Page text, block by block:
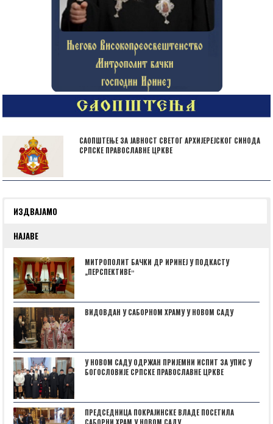
САОПШТЕЊЕ ЗА ЈАВНОСТ СВЕТОГ АРХИЈЕРЕЈСКОГ СИНОДА
СРПСКЕ ПРАВОСЛАВНЕ ЦРКВЕ
ИЗДВАЈАМО
НАЈАВЕ
МИТРОПОЛИТ БАЧКИ ДР ИРИНЕЈ У ПОДКАСТУ
„ПЕРСПЕКТИВЕˮ
ВИДОВДАН У САБОРНОМ ХРАМУ У НОВОМ САДУ
У НОВОМ САДУ ОДРЖАН ПРИЈЕМНИ ИСПИТ ЗА УПИС У
БОГОСЛОВИЈЕ СРПСКЕ ПРАВОСЛАВНЕ ЦРКВЕ
ПРЕДСЕДНИЦА ПОКРАЈИНСКЕ ВЛАДЕ ПОСЕТИЛА